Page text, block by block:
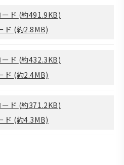
ド (約491.9KB)
ド (約2.8MB)
ド (約432.3KB)
ド (約2.4MB)
ド (約371.2KB)
ド (約4.3MB)